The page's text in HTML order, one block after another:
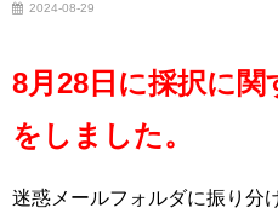
2024-08-29
8月28日に採択に
をしました。
迷惑メールフォルダに振り分